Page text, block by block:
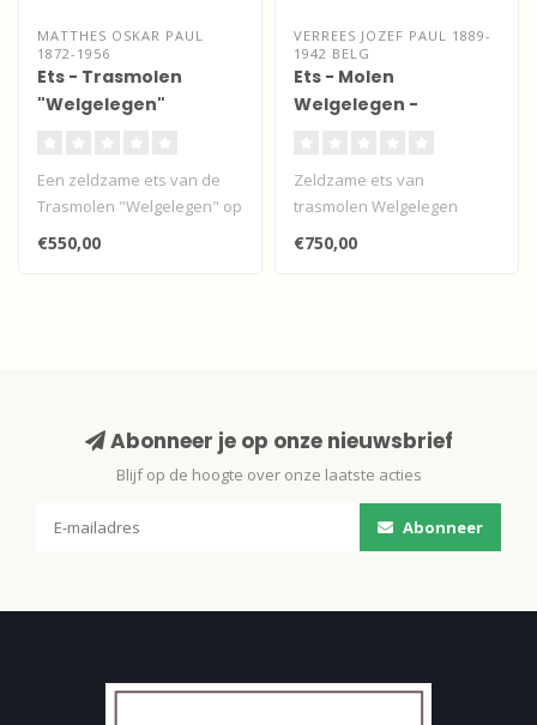
MATTHES OSKAR PAUL
1872-1956
Ets - Trasmolen
"Welgelegen"
Een zeldzame ets van de
Trasmolen "Welgelegen" op
de Zwijndrechtse oever met
€550,00
VERREES JOZEF PAUL 1889-
1942 BELG
Ets - Molen
Welgelegen -
Zeldzame ets van
trasmolen Welgelegen
(alias De Dikke) op de
Zwijndrechtse oever..
€750,00
Abonneer je op onze nieuwsbrief
Blijf op de hoogte over onze laatste acties
Abonneer